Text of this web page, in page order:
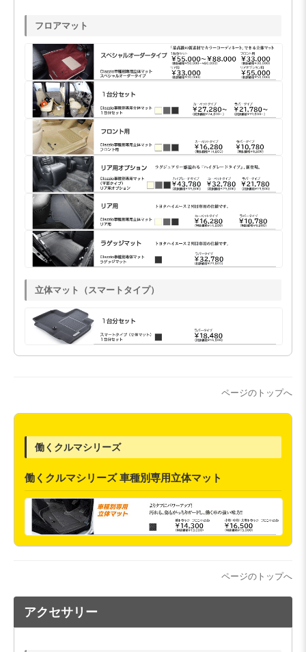
フロアマット
立体マット（スマートタイプ）
ページのトップへ
働くクルマシリーズ
働くクルマシリーズ 車種別専用立体マット
ページのトップへ
アクセサリー